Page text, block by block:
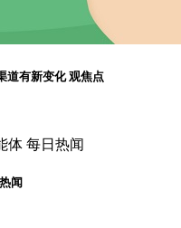
道有新变化 观焦点
闻